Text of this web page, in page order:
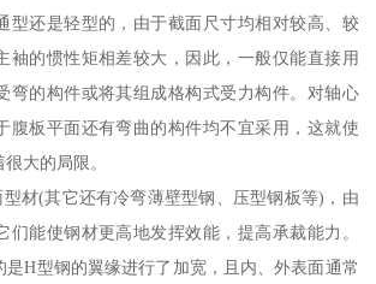
型还是轻型的，由于截面尺寸均相对较高、较
袖的惯性矩相差较大，因此，一般仅能直接用
弯的构件或将其组成格构式受力构件。对轴心
腹板平面还有弯曲的构件均不宜采用，这就使
大的局限。
材(其它还有冷弯薄壁型钢、压型钢板等)，由
们能使钢材更高地发挥效能，提高承裁能力。
是H型钢的翼缘进行了加宽，且内、外表面通常